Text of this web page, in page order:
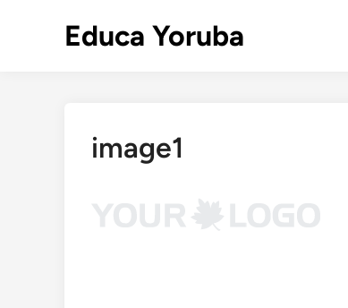
Educa Yoruba
image1